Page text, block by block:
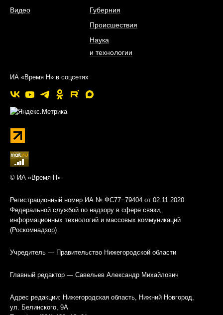
Видео
Губерния
Происшествия
Наука
и технологии
ИА «Время Н» в соцсетях
© ИА «Время Н»
Регистрационный номер ИА № ФС77−79404 от 02.11.2020
Федеральной службой по надзору в сфере связи,
информационных технологий и массовых коммуникаций
(Роскомнадзор)
Учредитель — Правительство Нижегородской области
Главный редактор — Савельев Александр Михайлович
Адрес редакции: Нижегородская область, Нижний Новгород,
ул. Белинского, 9А